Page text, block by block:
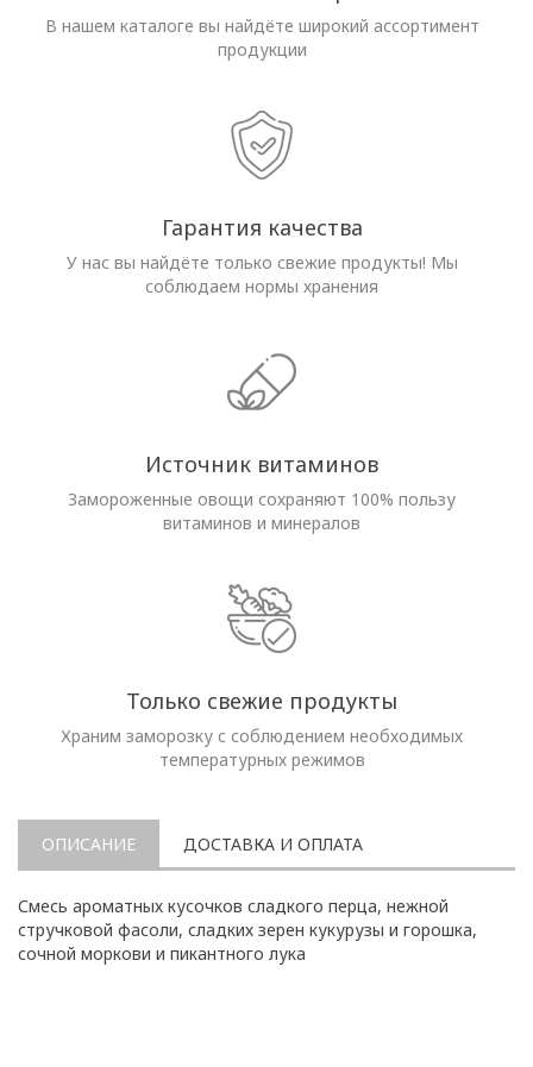
В нашем каталоге вы найдёте широкий ассортимент
продукции
Гарантия качества
У нас вы найдёте только свежие продукты! Мы
соблюдаем нормы хранения
Источник витаминов
Замороженные овощи сохраняют 100% пользу
витаминов и минералов
Только свежие продукты
Храним заморозку с соблюдением необходимых
температурных режимов
ОПИСАНИЕ ДОСТАВКА И ОПЛАТА
Смесь ароматных кусочков сладкого перца, нежной
стручковой фасоли, сладких зерен кукурузы и горошка,
сочной моркови и пикантного лука